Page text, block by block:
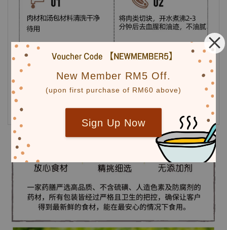
New Member RM5 Off.
(upon first purchase of RM60 above)
Sign Up Now